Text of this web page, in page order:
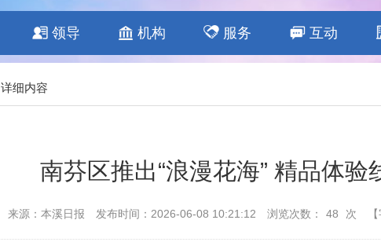
领导 机构 服务 互动
详细内容
南芬区推出“浪漫花海” 精品体验
来源：本溪日报 发布时间：2026-06-08 10:21:12 浏览次数： 48 次